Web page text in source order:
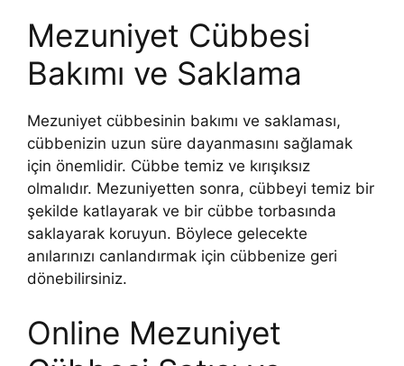
Mezuniyet Cübbesi
Bakımı ve Saklama
Mezuniyet cübbesinin bakımı ve saklaması,
cübbenizin uzun süre dayanmasını sağlamak
için önemlidir. Cübbe temiz ve kırışıksız
olmalıdır. Mezuniyetten sonra, cübbeyi temiz bir
şekilde katlayarak ve bir cübbe torbasında
saklayarak koruyun. Böylece gelecekte
anılarınızı canlandırmak için cübbenize geri
dönebilirsiniz.
Online Mezuniyet